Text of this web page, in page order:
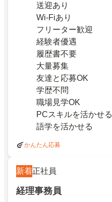
送迎あり
Wi-Fiあり
フリーター歓迎
経験者優遇
履歴書不要
大量募集
友達と応募OK
学歴不問
職場見学OK
PCスキルを活かせる
語学を活かせる
かんたん応募
新着正社員
経理事務員